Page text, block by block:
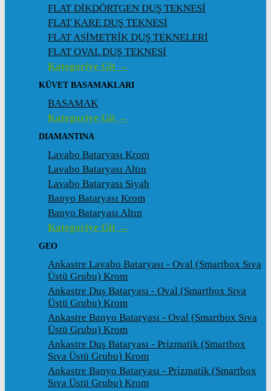
FLAT DİKDÖRTGEN DUŞ TEKNESİ
FLAT KARE DUŞ TEKNESİ
FLAT ASİMETRİK DUŞ TEKNELERİ
FLAT OVAL DUŞ TEKNESİ
Kategoriye Git →
KÜVET BASAMAKLARI
BASAMAK
Kategoriye Git →
DIAMANTINA
Lavabo Bataryası Krom
Lavabo Bataryası Altın
Lavabo Bataryası Siyah
Banyo Bataryası Krom
Banyo Bataryası Altın
Kategoriye Git →
GEO
Ankastre Lavabo Bataryası - Oval (Smartbox Sıva
Üstü Grubu) Krom
Ankastre Duş Bataryası - Oval (Smartbox Sıva
Üstü Grubu) Krom
Ankastre Banyo Bataryası - Oval (Smartbox Sıva
Üstü Grubu) Krom
Ankastre Duş Bataryası - Prizmatik (Smartbox
Sıva Üstü Grubu) Krom
Ankastre Banyo Bataryası - Prizmatik (Smartbox
Sıva Üstü Grubu) Krom